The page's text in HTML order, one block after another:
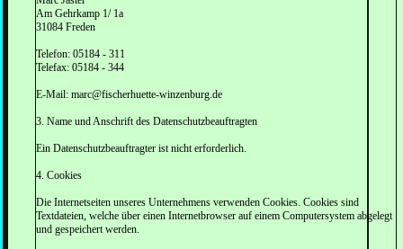
Am Gehrkamp 1/ 1a
31084 Freden
Telefon: 05184 - 311
Telefax: 05184 - 344
E-Mail: marc@fischerhuette-winzenburg.de
3. Name und Anschrift des Datenschutzbeauftragten
Ein Datenschutzbeauftragter ist nicht erforderlich.
4. Cookies
Die Internetseiten unseres Unternehmens verwenden Cookies. Cookies sind
Textdateien, welche über einen Internetbrowser auf einem Computersystem abgelegt
und gespeichert werden.